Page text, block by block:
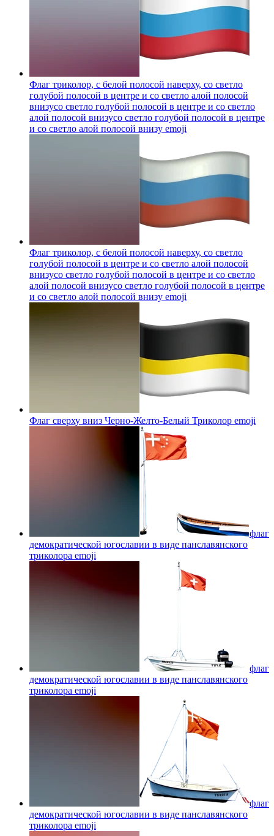
Флаг триколор, с белой полосой наверху, со светло
голубой полосой в центре и со светло алой полосой
внизусо светло голубой полосой в центре и со светло
алой полосой внизусо светло голубой полосой в центре
и со светло алой полосой внизу emoji
Флаг триколор, с белой полосой наверху, со светло
голубой полосой в центре и со светло алой полосой
внизусо светло голубой полосой в центре и со светло
алой полосой внизусо светло голубой полосой в центре
и со светло алой полосой внизу emoji
Флаг сверху вниз Черно-Желто-Белый Триколор emoji
флаг
демократической югославии в виде панславянского
триколора emoji
флаг
демократической югославии в виде панславянского
триколора emoji
флаг
демократической югославии в виде панславянского
триколора emoji